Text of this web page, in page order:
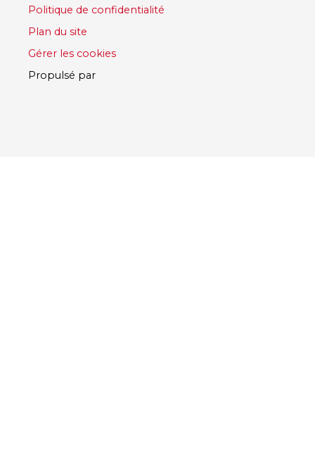
Politique de confidentialité
Plan du site
Gérer les cookies
Propulsé par